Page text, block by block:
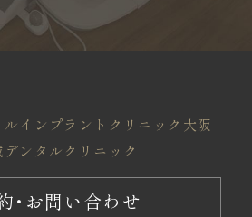
ルインプラントクリニック大阪
デンタルクリニック
・お問い合わせ